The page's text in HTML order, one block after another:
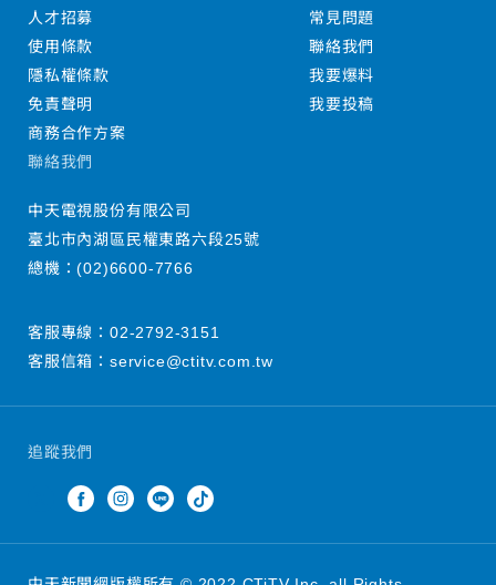
追蹤我們
人才招募
使用條款
隱私權條款
免責聲明
商務合作方案
常見問題
聯絡我們
我要爆料
我要投稿
聯絡我們
中天電視股份有限公司
臺北市內湖區民權東路六段25號
總機：(02)6600-7766
客服專線： 02-2792-3151
客服信箱： service@ctitv.com.tw